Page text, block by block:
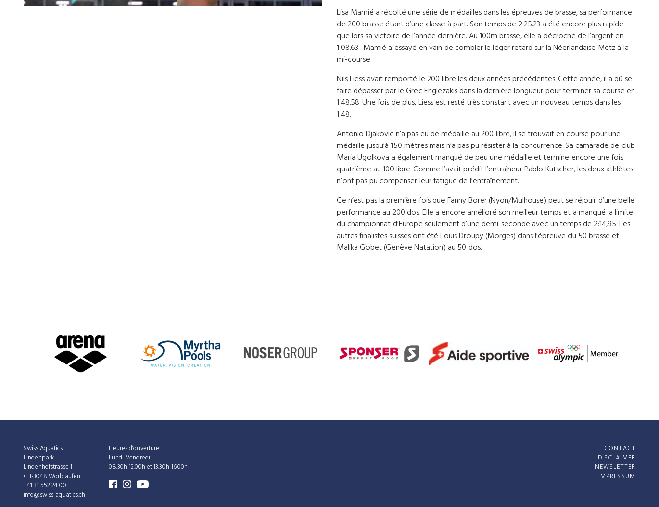
Lisa Mamié a récolté une série de médailles dans les épreuves de brasse, sa performance
de 200 brasse étant d’une classe à part. Son temps de 2:25.23 a été encore plus rapide
que lors sa victoire de l’année dernière. Au 100m brasse, elle a décroché de l’argent en
1:08.63. Mamié a essayé en vain de combler le léger retard sur la Néerlandaise Metz à la
mi-course.
Nils Liess avait remporté le 200 libre les deux années précédentes. Cette année, il a dû se
faire dépasser par le Grec Englezakis dans la dernière longueur pour terminer sa course en
1:48.58. Une fois de plus, Liess est resté très constant avec un nouveau temps dans les
1:48.
Antonio Djakovic n’a pas eu de médaille au 200 libre, il se trouvait en course pour une
médaille jusqu’à 150 mètres mais n’a pas pu résister à la concurrence. Sa camarade de club
Maria Ugolkova a également manqué de peu une médaille et termine encore une fois
quatrième au 100 libre. Comme l’avait prédit l’entraîneur Pablo Kutscher, les deux athlètes
n’ont pas pu compenser leur fatigue de l’entraînement.
Ce n’est pas la première fois que Fanny Borer (Nyon/Mulhouse) peut se réjouir d’une belle
performance au 200 dos. Elle a encore amélioré son meilleur temps et a manqué la limite
du championnat d’Europe seulement d’une demi-seconde avec un temps de 2:14,95. Les
autres finalistes suisses ont été Louis Droupy (Morges) dans l’épreuve du 50 brasse et
Malika Gobet (Genève Natation) au 50 dos.
Swiss Aquatics
Lindenpark
Lindenhofstrasse 1
CH-3048 Worblaufen
+41 31 552 24 00
info@swiss-aquatics.ch
Heures d’ouverture:
Lundi-Vendredi
08.30h-12.00h et 13.30h-16.00h
CONTACT
DISCLAIMER
NEWSLETTER
IMPRESSUM